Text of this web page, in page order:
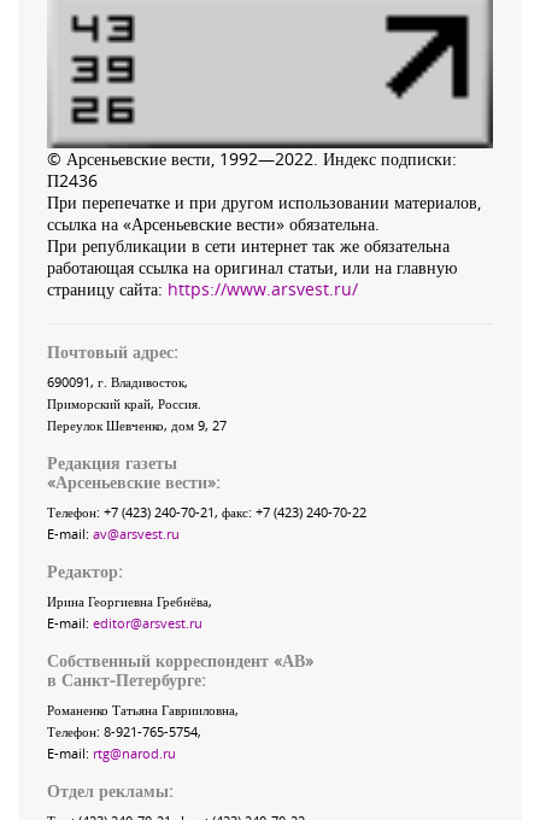
© Арсеньевские вести, 1992—2022. Индекс подписки:
П2436
При перепечатке и при другом использовании материалов,
ссылка на «Арсеньевские вести» обязательна.
При републикации в сети интернет так же обязательна
работающая ссылка на оригинал статьи, или на главную
страницу сайта: https://www.arsvest.ru/
Почтовый адрес:
690091, г. Владивосток,
Приморский край, Россия
Переулок Шевченко, дом 9, 27
Редакция газеты
«Арсеньевские вести»:
Телефон: +7 (423) 240-70-21, факс: +7 (423) 240-70-22
E-mail: av@arsvest.ru
Редактор:
Ирина Георгиевна Гребнёва,
E-mail: editor@arsvest.ru
Собственный корреспондент «АВ»
в Санкт-Петербурге:
Романенко Татьяна Гаврииловна,
Телефон: 8-921-765-5754,
E-mail: rtg@narod.ru
Отдел рекламы: